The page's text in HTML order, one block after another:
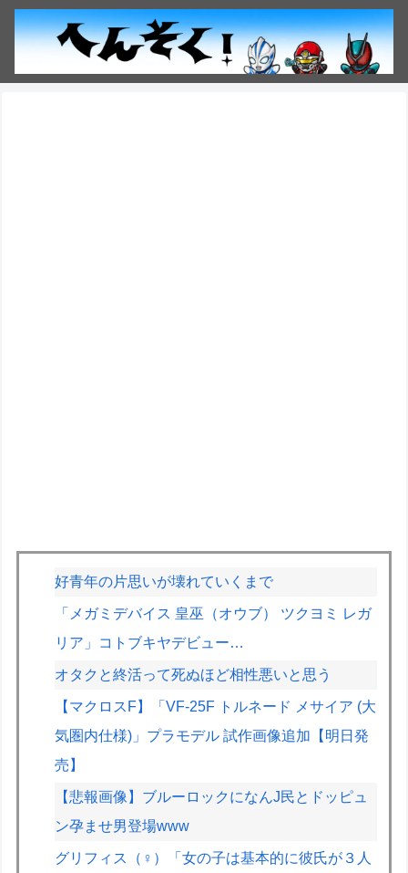
好青年の片思いが壊れていくまで
「メガミデバイス 皇巫（オウブ） ツクヨミ レガ
リア」コトブキヤデビュー…
オタクと終活って死ぬほど相性悪いと思う
【マクロスF】「VF-25F トルネード メサイア (大
気圏内仕様)」プラモデル 試作画像追加【明日発
売】
【悲報画像】ブルーロックになんJ民とドッピュ
ン孕ませ男登場www
グリフィス（♀）「女の子は基本的に彼氏が３人